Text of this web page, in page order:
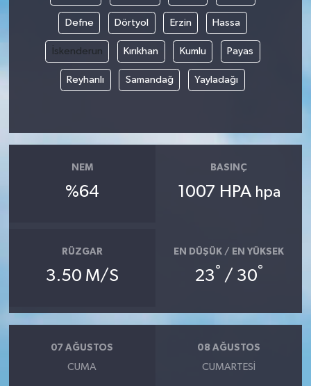
Defne Dörtyol Erzin Hassa
İskenderun Kırıkhan Kumlu Payas
Reyhanlı Samandağ Yayladağı
NEM
%64
BASINÇ
1007 HPA hpa
RÜZGAR
3.50 M/S
EN DÜŞÜK / EN YÜKSEK
23° / 30°
07 AĞUSTOS
CUMA
08 AĞUSTOS
CUMARTESI